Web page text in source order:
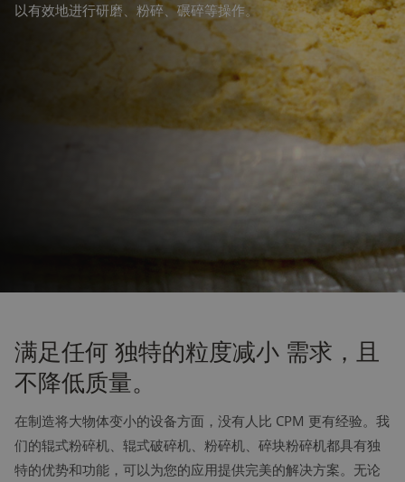
以有效地进行研磨、粉碎、碾碎等操作。
满足任何 独特的粒度减小 需求，且
不降低质量。
在制造将大物体变小的设备方面，没有人比 CPM 更有经验。我
们的辊式粉碎机、辊式破碎机、粉碎机、碎块粉碎机都具有独
特的优势和功能，可以为您的应用提供完美的解决方案。无论